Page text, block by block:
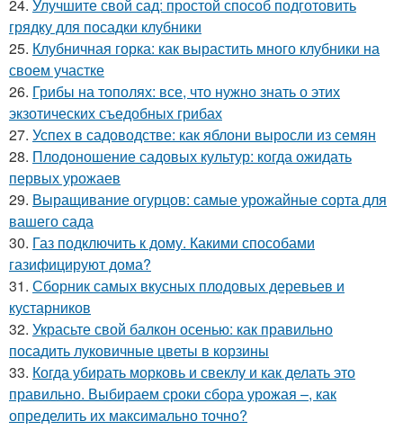
24. Улучшите свой сад: простой способ подготовить
грядку для посадки клубники
25. Клубничная горка: как вырастить много клубники на
своем участке
26. Грибы на тополях: все, что нужно знать о этих
экзотических съедобных грибах
27. Успех в садоводстве: как яблони выросли из семян
28. Плодоношение садовых культур: когда ожидать
первых урожаев
29. Выращивание огурцов: самые урожайные сорта для
вашего сада
30. Газ подключить к дому. Какими способами
газифицируют дома?
31. Сборник самых вкусных плодовых деревьев и
кустарников
32. Украсьте свой балкон осенью: как правильно
посадить луковичные цветы в корзины
33. Когда убирать морковь и свеклу и как делать это
правильно. Выбираем сроки сбора урожая –, как
определить их максимально точно?